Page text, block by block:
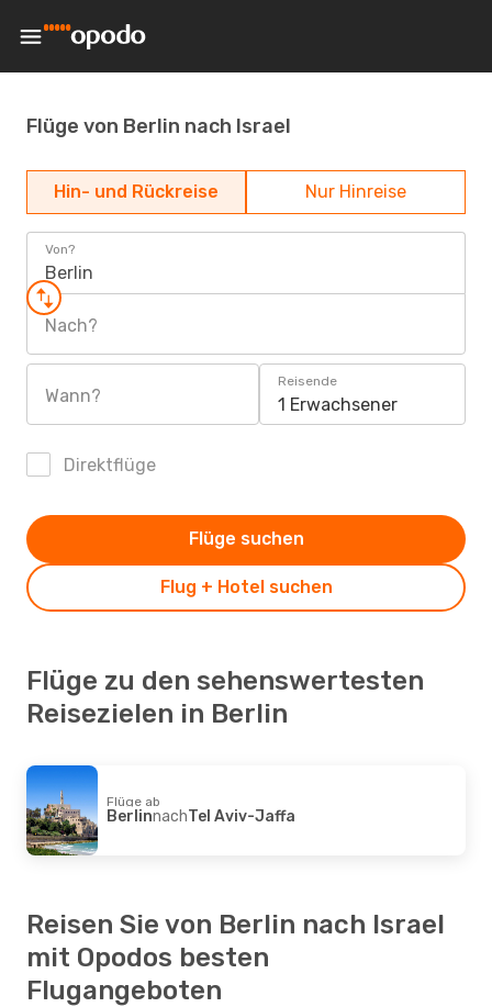
Flüge von Berlin nach Israel
Hin- und Rückreise Nur Hinreise
Von?
Berlin
Nach?
Wann?
Reisende
1 Erwachsener
Direktflüge
Flug + Hotel suchen
Flüge suchen
Flüge zu den sehenswertesten
Reisezielen in Berlin
Flüge ab
BerlinnachTel Aviv-Jaffa
Reisen Sie von Berlin nach Israel
mit Opodos besten
Flugangeboten